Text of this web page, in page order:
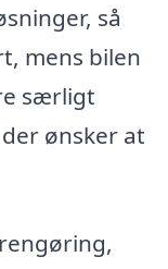
så
mens bilen
særligt
ønsker at